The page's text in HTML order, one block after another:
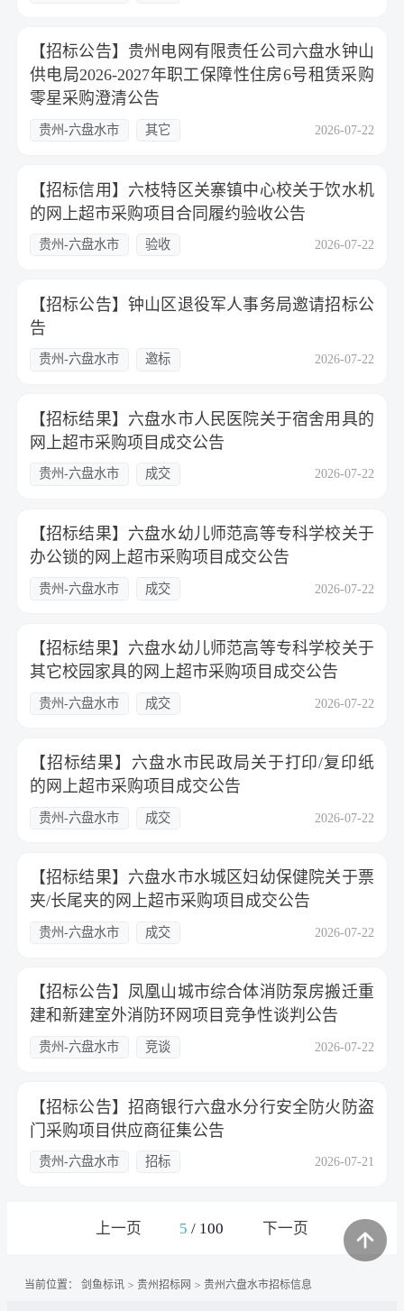
【招标公告】贵州电网有限责任公司六盘水钟山
供电局2026-2027年职工保障性住房6号租赁采购
零星采购澄清公告
贵州-六盘水市 其它 2026-07-22
【招标信用】六枝特区关寨镇中心校关于饮水机
的网上超市采购项目合同履约验收公告
贵州-六盘水市 验收 2026-07-22
【招标公告】钟山区退役军人事务局邀请招标公
告
贵州-六盘水市 邀标 2026-07-22
【招标结果】六盘水市人民医院关于宿舍用具的
网上超市采购项目成交公告
贵州-六盘水市 成交 2026-07-22
【招标结果】六盘水幼儿师范高等专科学校关于
办公锁的网上超市采购项目成交公告
贵州-六盘水市 成交 2026-07-22
【招标结果】六盘水幼儿师范高等专科学校关于
其它校园家具的网上超市采购项目成交公告
贵州-六盘水市 成交 2026-07-22
【招标结果】六盘水市民政局关于打印/复印纸
的网上超市采购项目成交公告
贵州-六盘水市 成交 2026-07-22
【招标结果】六盘水市水城区妇幼保健院关于票
夹/长尾夹的网上超市采购项目成交公告
贵州-六盘水市 成交 2026-07-22
【招标公告】凤凰山城市综合体消防泵房搬迁重
建和新建室外消防环网项目竞争性谈判公告
贵州-六盘水市 竞谈 2026-07-22
【招标公告】招商银行六盘水分行安全防火防盗
门采购项目供应商征集公告
贵州-六盘水市 招标 2026-07-21
上一页 5 / 100 下一页
当前位置： 剑鱼标讯 > 贵州招标网 > 贵州六盘水市招标信息